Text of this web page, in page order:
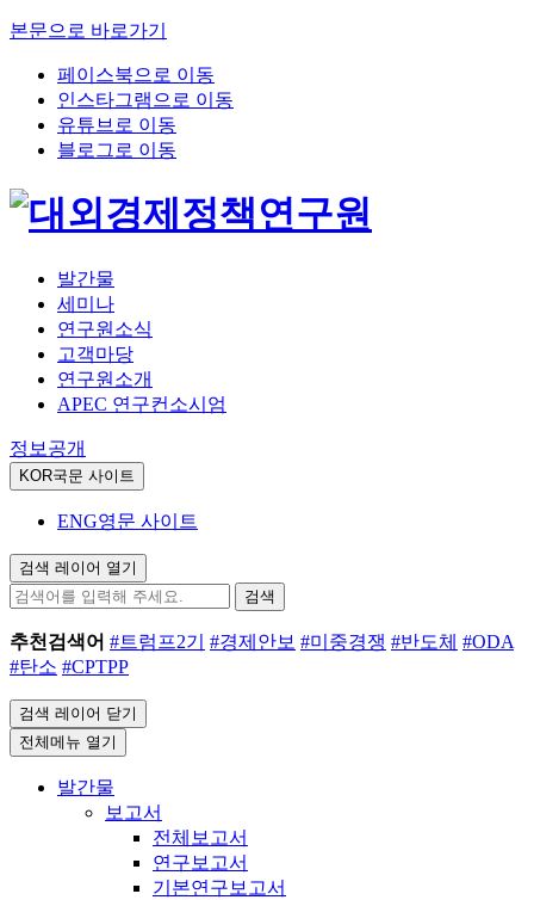
본문으로 바로가기
페이스북으로 이동
인스타그램으로 이동
유튜브로 이동
블로그로 이동
발간물
세미나
연구원소식
고객마당
연구원소개
APEC 연구컨소시엄
정보공개
KOR국문 사이트
ENG영문 사이트
검색 레이어 열기
검색
추천검색어 #트럼프2기 #경제안보 #미중경쟁 #반도체 #ODA
#탄소 #CPTPP
검색 레이어 닫기
전체메뉴 열기
발간물
보고서
전체보고서
연구보고서
기본연구보고서